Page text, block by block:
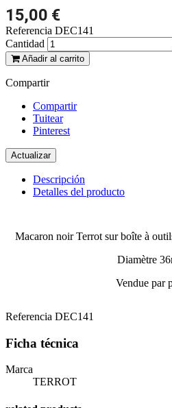
15,00 €
Referencia DEC141
Cantidad
Añadir al carrito
Compartir
Compartir
Tuitear
Pinterest
Descripción
Detalles del producto
Macaron noir Terrot sur boîte à
Diamètre
Vendue par
Referencia DEC141
Ficha técnica
Marca
TERROT